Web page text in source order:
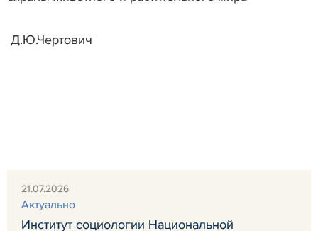
Д.Ю.Чертович
21.07.2026
Актуально
Институт социологии Национальной